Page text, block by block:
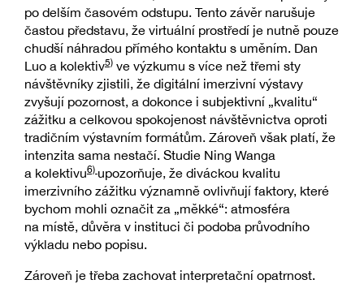
po delším časovém odstupu. Tento závěr narušuje
častou představu, že virtuální prostředí je nutně pouze
chudší náhradou přímého kontaktu s uměním. Dan
Luo a kolektiv5) ve výzkumu s více než třemi sty
návštěvníky zjistili, že digitální imerzivní výstavy
zvyšují pozornost, a dokonce i subjektivní „kvalitu“
zážitku a celkovou spokojenost návštěvnictva oproti
tradičním výstavním formátům. Zároveň však platí, že
intenzita sama nestačí. Studie Ning Wanga
a kolektivu6) upozorňuje, že diváckou kvalitu
imerzivního zážitku významně ovlivňují faktory, které
bychom mohli označit za „měkké“: atmosféra
na místě, důvěra v instituci či podoba průvodního
výkladu nebo popisu.
Zároveň je třeba zachovat interpretační opatrnost.